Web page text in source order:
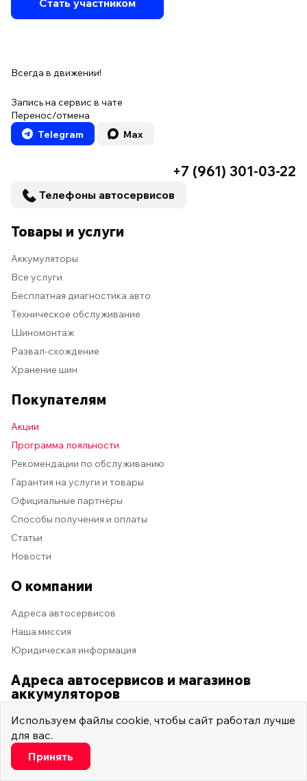
Стать участником
Всегда в движении!
Запись на сервис в чате
Перенос/отмена
Telegram
Max
+7 (961) 301-03-22
Телефоны автосервисов
Товары и услуги
Аккумуляторы
Все услуги
Бесплатная диагностика авто
Техническое обслуживание
Шиномонтаж
Развал-схождение
Хранение шин
Покупателям
Акции
Программа лояльности
Рекомендации по обслуживанию
Гарантия на услуги и товары
Официальные партнёры
Способы получения и оплаты
Статьи
Новости
О компании
Адреса автосервисов
Наша миссия
Юридическая информация
Адреса автосервисов и магазинов
аккумуляторов
ул. Доватора, 148
ул. Вавилова, 67 в
ул. Малиновского, 23 г
Используем файлы cookie, чтобы сайт работал лучше
для вас.
Настроить
Минимальные
Принять